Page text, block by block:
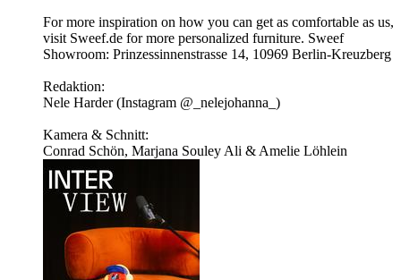
For more inspiration on how you can get as comfortable as us,
visit Sweef.de for more personalized furniture. Sweef
Showroom: Prinzessinnenstrasse 14, 10969 Berlin-Kreuzberg
Redaktion:
Nele Harder (Instagram ⁠⁠@_nelejohanna_)
Kamera & Schnitt:
Conrad Schön, Marjana Souley Ali & Amelie Löhlein